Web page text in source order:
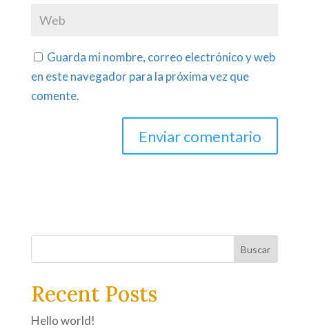
Guarda mi nombre, correo electrónico y web
en este navegador para la próxima vez que
comente.
Buscar
Recent Posts
Hello world!